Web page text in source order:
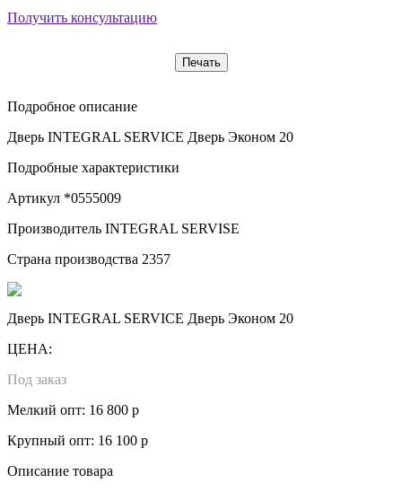
Получить консультацию
Печать
Подробное описание
Дверь INTEGRAL SERVICE Дверь Эконом 20
Подробные характеристики
Артикул *0555009
Производитель INTEGRAL SERVISE
Страна производства 2357
Дверь INTEGRAL SERVICE Дверь Эконом 20
ЦЕНА:
Под заказ
Мелкий опт: 16 800 р
Крупный опт: 16 100 р
Описание товара